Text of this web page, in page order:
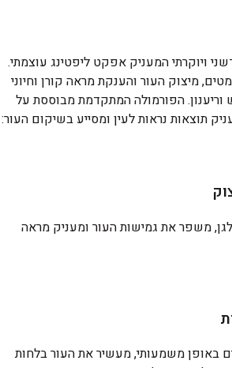
ויוקרתי המעניק אפקט ליפטינג עוצמתי.
מיצוק העור והענקת מראה קורן וחיוני
וריענון. הפורמולה המתקדמת מבוססת על
תוצאות נראות לעין ומסייע בשיקום העור:
משפר את גמישות העור ומעניק מראה
באופן משמעותי, מעשיר את העור בלחות